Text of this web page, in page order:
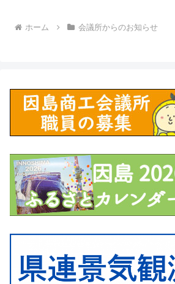
ホーム 会議所からのお知らせ